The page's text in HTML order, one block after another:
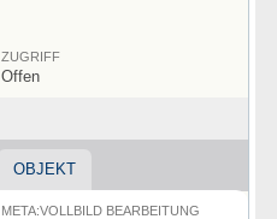
ZUGRIFF
Offen
OBJEKT
META:VOLLBILD BEARBEITUNG